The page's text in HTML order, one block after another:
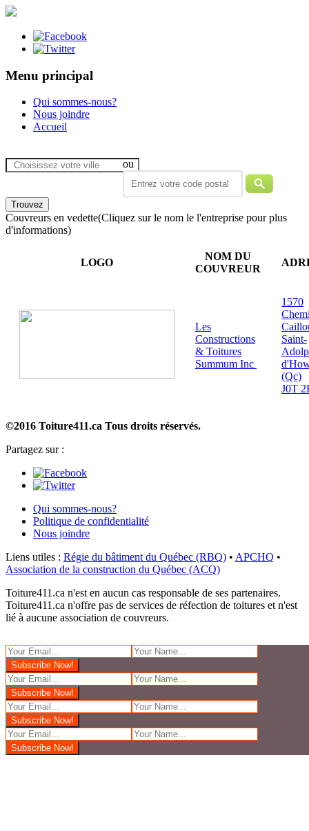
Menu principal
Qui sommes-nous?
Nous joindre
Accueil
ou
Couvreurs en vedette(Cliquez sur le nom le l'entreprise pour plus
d'informations)
LOGO
NOM DU
COUVREUR
Les
Constructions
& Toitures
Summum Inc
1570
Saint-
(Qc)
J0T
©2016 Toiture411.ca Tous droits réservés.
Partagez sur :
Qui sommes-nous?
Politique de confidentialité
Nous joindre
Liens utiles : Régie du bâtiment du Québec (RBQ) • APCHQ •
Association de la construction du Québec (ACQ)
Toiture411.ca n'est en aucun cas responsable de ses partenaires.
Toiture411.ca n'offre pas de services de réfection de toitures et n'est
lié à aucune association de couvreurs.